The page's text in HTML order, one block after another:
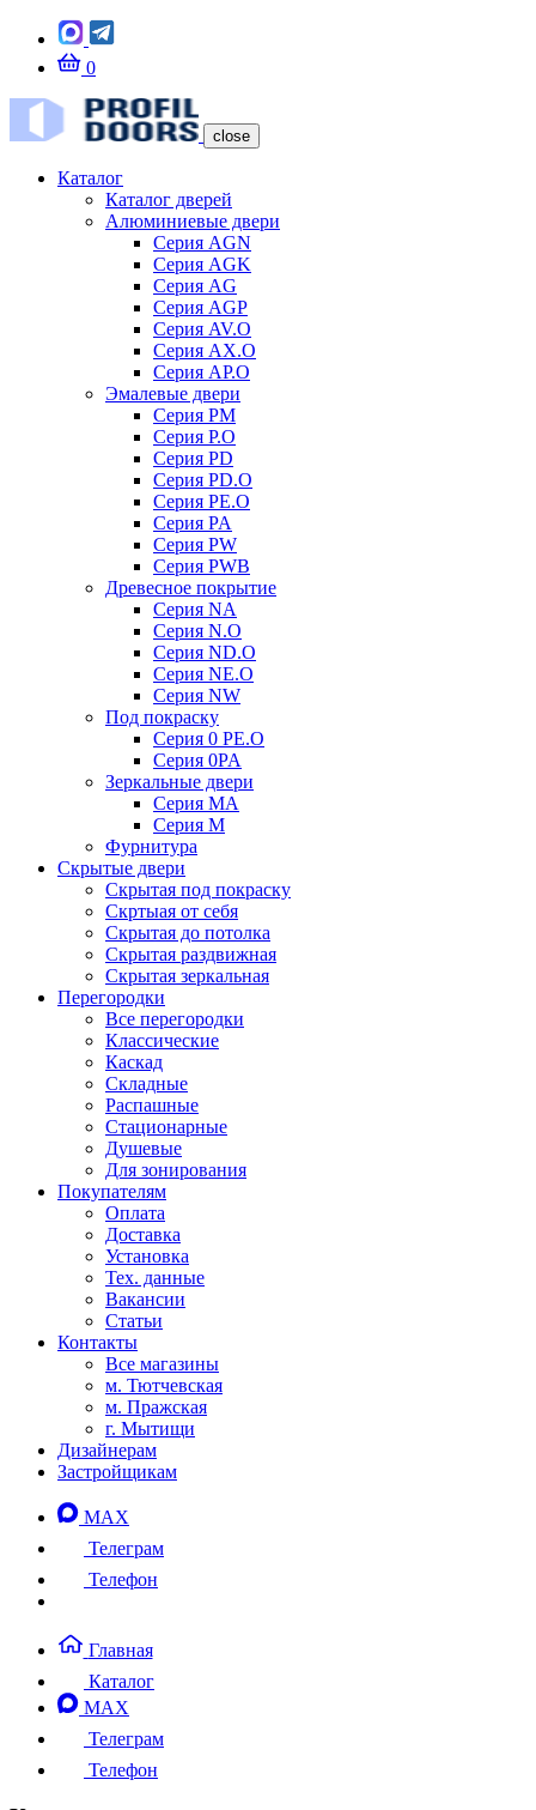
0
close
Каталог
Каталог дверей
Алюминиевые двери
Серия AGN
Серия AGK
Серия AG
Серия AGP
Серия AV.O
Серия AX.O
Серия AP.O
Эмалевые двери
Серия PM
Серия P.O
Серия PD
Серия PD.O
Серия PE.O
Серия PA
Серия PW
Серия PWB
Древесное покрытие
Серия NA
Серия N.O
Серия ND.O
Серия NE.O
Серия NW
Под покраску
Серия 0 PE.O
Серия 0PA
Зеркальные двери
Серия MA
Серия M
Фурнитура
Скрытые двери
Скрытая под покраску
Скртыая от себя
Скрытая до потолка
Скрытая раздвижная
Скрытая зеркальная
Перегородки
Все перегородки
Классические
Каскад
Складные
Распашные
Стационарные
Душевые
Для зонирования
Покупателям
Оплата
Доставка
Установка
Тех. данные
Вакансии
Статьи
Контакты
Все магазины
м. Тютчевская
м. Пражская
г. Мытищи
Дизайнерам
Застройщикам
MAX
Телеграм
Телефон
Главная
Каталог
MAX
Телеграм
Телефон